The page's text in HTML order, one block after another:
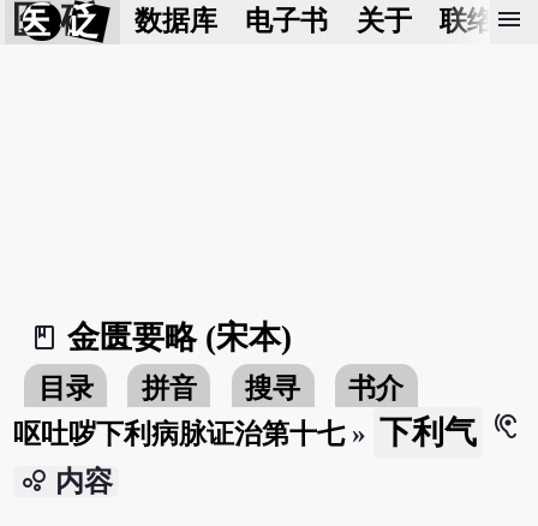
医 砭 数据库 电子书 关于 联络我
menu
book_2
金匮要略 (宋本)
目录 拼音 搜寻
书介
呕吐哕下利病脉证治第十七» 下利气
hearing
bubble_chart 内容